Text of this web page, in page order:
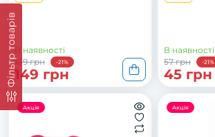
Фільтр товарівВ наявності
189 грн
-21%
149 грн
В наявності
57 грн
-21%
45 грн
Акція Акція